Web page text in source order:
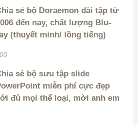
sẻ bộ Doraemon dài tập từ
đến nay, chất lượng Blu-
(thuyết minh/ lồng tiếng)
sẻ bộ sưu tập slide
miễn phí cực đẹp
đủ mọi thể loại, mời anh em